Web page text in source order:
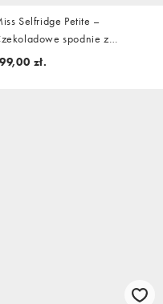
Selfridge Petite –
spodnie z
nogawkami z
zł.